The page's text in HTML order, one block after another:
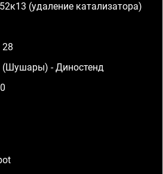
(удаление катализатора)
28
(Шушары) - Диностенд